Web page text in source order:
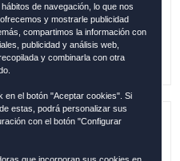
de navegación, lo que nos
y mostrarle publicidad
compartimos la información con
publicidad y análisis web,
y combinarla con otra
en el botón "Aceptar cookies". Si
estas, podrá personalizar sus
con el botón "Configurar